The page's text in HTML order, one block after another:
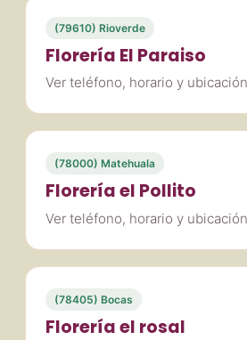
(79610) Rioverde
Florería El Paraiso
Ver teléfono, horario y ubicación
(78000) Matehuala
Florería el Pollito
Ver teléfono, horario y ubicación
(78405) Bocas
Florería el rosal